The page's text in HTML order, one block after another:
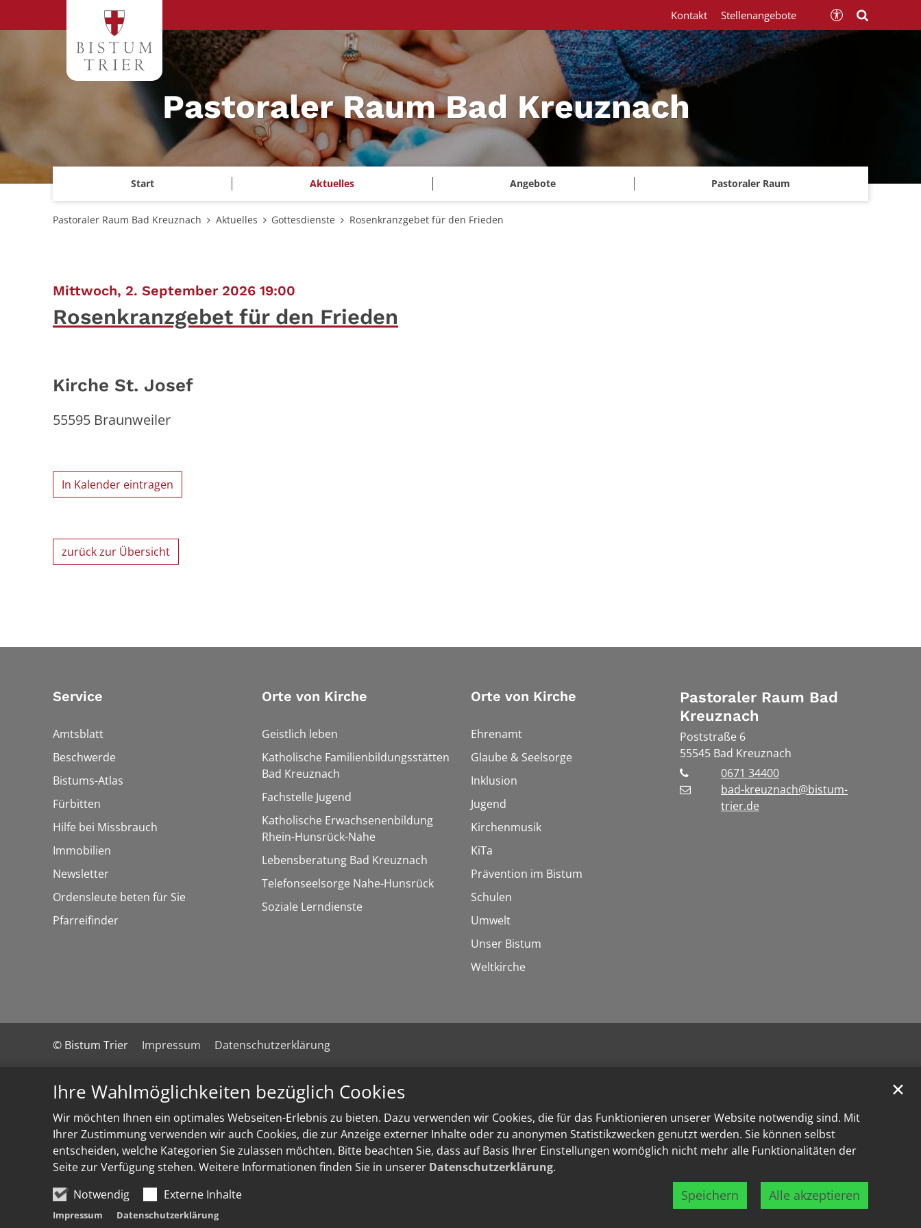
Ihre Wahlmöglichkeiten bezüglich Cookies
Wir möchten Ihnen ein optimales Webseiten-Erlebnis zu bieten. Dazu verwenden wir Cookies, die für das Funktionieren unserer Website notwendig sind. Mit
Ihrer Zustimmung verwenden wir auch Cookies, die zur Anzeige externer Inhalte oder zu anonymen Statistikzwecken genutzt werden. Sie können selbst
entscheiden, welche Kategorien Sie zulassen möchten. Bitte beachten Sie, dass auf Basis Ihrer Einstellungen womöglich nicht mehr alle Funktionalitäten der
Seite zur Verfügung stehen. Weitere Informationen finden Sie in unserer Datenschutzerklärung.
Notwendig
Externe Inhalte Speichern Alle akzeptieren
✕
Impressum Datenschutzerklärung
Pastoraler Raum Bad Kreuznach
Start Aktuelles Angebote Pastoraler Raum
Kontakt Stellenangebote
Pastoraler Raum Bad Kreuznach Aktuelles Gottesdienste Rosenkranzgebet für den Frieden
Mittwoch, 2. September 2026 19:00
Rosenkranzgebet für den Frieden
Kirche St. Josef
55595 Braunweiler
In Kalender eintragen
zurück zur Übersicht
Service
Amtsblatt
Beschwerde
Bistums-Atlas
Fürbitten
Hilfe bei Missbrauch
Immobilien
Newsletter
Ordensleute beten für Sie
Pfarreifinder
Orte von Kirche
Geistlich leben
Katholische Familienbildungsstätten
Bad Kreuznach
Fachstelle Jugend
Katholische Erwachsenenbildung
Rhein-Hunsrück-Nahe
Lebensberatung Bad Kreuznach
Telefonseelsorge Nahe-Hunsrück
Soziale Lerndienste
Orte von Kirche
Ehrenamt
Glaube & Seelsorge
Inklusion
Jugend
Kirchenmusik
KiTa
Prävention im Bistum
Schulen
Umwelt
Unser Bistum
Weltkirche
Pastoraler Raum Bad
Kreuznach
Poststraße 6
55545 Bad Kreuznach
0671 34400
bad-kreuznach@bistum-
trier.de
© Bistum Trier Impressum Datenschutzerklärung